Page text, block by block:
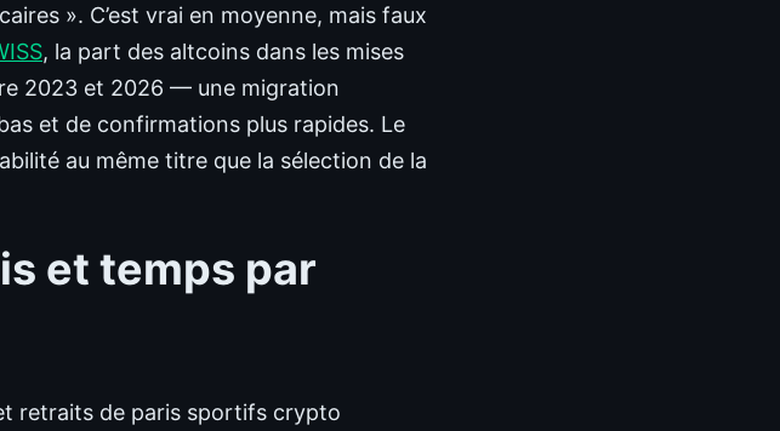
». C’est vrai en moyenne, mais faux
, la part des altcoins dans les mises
2023 et 2026 — une migration
et de confirmations plus rapides. Le
au même titre que la sélection de la
et temps par
retraits de paris sportifs crypto